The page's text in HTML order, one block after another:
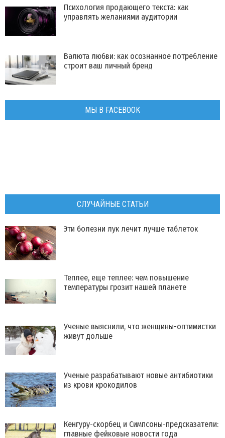
Психология продающего текста: как
управлять желаниями аудитории
Валюта любви: как осознанное потребление
строит ваш личный бренд
МЫ В FACEBOOK
СЛУЧАЙНЫЕ СТАТЬИ
Эти болезни лук лечит лучше таблеток
Теплее, еще теплее: чем повышение
температуры грозит нашей планете
Ученые выяснили, что женщины-оптимистки
живут дольше
Ученые разрабатывают новые антибиотики
из крови крокодилов
Кенгуру-скорбец и Симпсоны-предсказатели:
главные фейковые новости года